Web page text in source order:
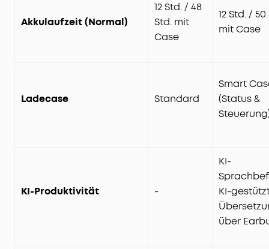
Akkulaufzeit (Normal)
12 Std. / 48
Std. mit
Case
12 Std. / 50
mit Case
Ladecase Standard
Smart
(Status &
KI-Produktivität -
KI-
KI-
über